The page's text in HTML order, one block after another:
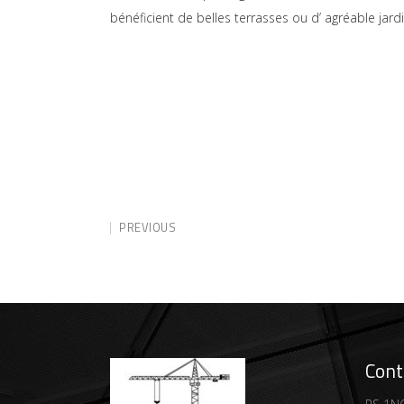
bénéficient de belles terrasses ou d’ agréable
PREVIOUS